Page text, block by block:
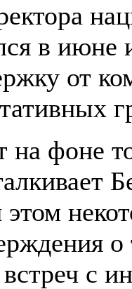
в июне
от
на фоне
встреч с